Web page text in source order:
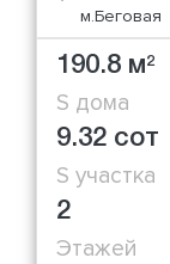
м.Беговая
190.8 м2
S дома
9.32 сот
S участка
2
Этажей